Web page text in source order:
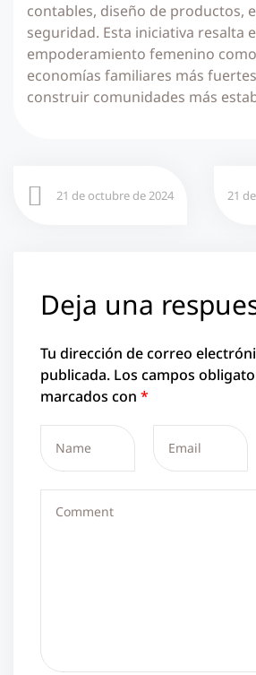
contables, diseño de productos,
seguridad. Esta iniciativa resalta
empoderamiento femenino
economías familiares más
construir comunidades más
21 de octubre de 2024 21
Deja una
Tu dirección de correo
publicada. Los campos
marcados con *